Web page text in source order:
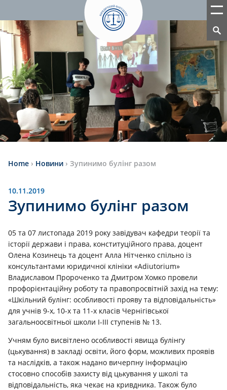
Home › Новини › Зупинимо булінг разом
10.11.2019
Зупинимо булінг разом
05 та 07 листопада 2019 року завідувач кафедри теорії та
історії держави і права, конституційного права, доцент
Олена Козинець та доцент Алла Нітченко спільно із
консультантами юридичної клініки «Adiutorium»
Владиславом Пророченко та Дмитром Хомко провели
профорієнтаційну роботу та правопросвітній захід на тему:
«Шкільний булінг: особливості прояву та відповідальність»
для учнів 9-х, 10-х та 11-х класів Чернігівської
загальноосвітньої школи І-ІІІ ступенів № 13.
Учням було висвітлено особливості явища булінгу
(цькування) в закладі освіти, його форм, можливих проявів
та наслідків, а також надано вичерпну інформацію
стосовно способів захисту від цькування у школі та
відповідальність, яка чекає на кривдника. Також було